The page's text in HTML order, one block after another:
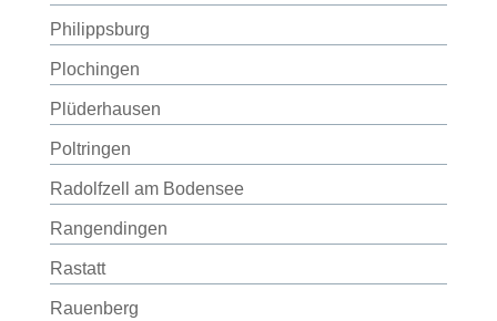
Philippsburg
Plochingen
Plüderhausen
Poltringen
Radolfzell am Bodensee
Rangendingen
Rastatt
Rauenberg